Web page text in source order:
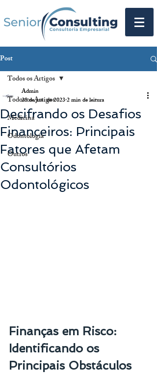
Post
Todos os Artigos
Medicina
Odontologia
Outros
Todos os Artigos
Decifrando os Desafios
Financeiros: Principais
Fatores que Afetam
Consultórios
Odontológicos
Admin
28 de jun. de 20232 min de leitura
Finanças em Risco:
Identificando os
Principais Obstáculos